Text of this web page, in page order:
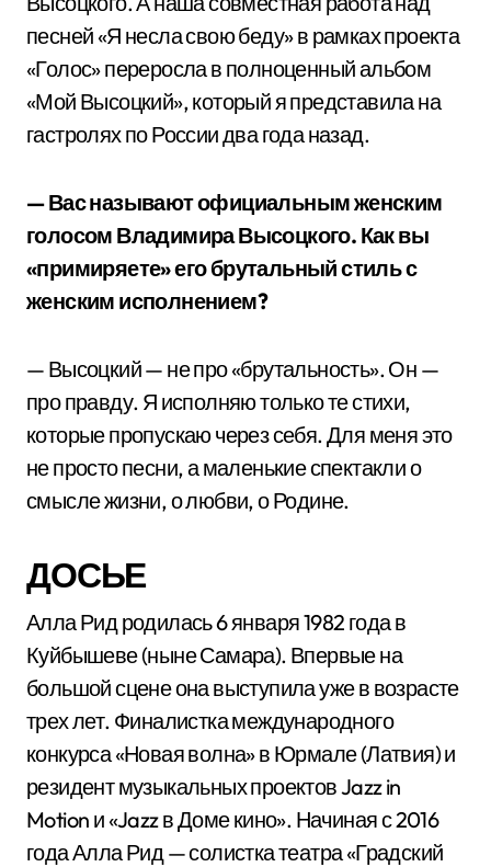
песней «Я несла свою беду» в рамках проекта
«Голос» переросла в полноценный альбом
«Мой Высоцкий», который я представила на
гастролях по России два года назад.
— Вас называют официальным женским
голосом Владимира Высоцкого. Как вы
«примиряете» его брутальный стиль с
женским исполнением?
— Высоцкий — не про «брутальность». Он —
про правду. Я исполняю только те стихи,
которые пропускаю через себя. Для меня это
не просто песни, а маленькие спектакли о
смысле жизни, о любви, о Родине.
ДОСЬЕ
Алла Рид родилась 6 января 1982 года в
Куйбышеве (ныне Самара). Впервые на
большой сцене она выступила уже в возрасте
трех лет. Финалистка международного
конкурса «Новая волна» в Юрмале (Латвия) и
резидент музыкальных проектов Jazz in
Motion и «Jazz в Доме кино». Начиная с 2016
года Алла Рид — солистка театра «Градский